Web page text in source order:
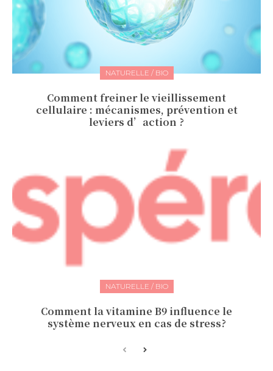
NATURELLE / BIO
Comment freiner le vieillissement
cellulaire : mécanismes, prévention et
leviers d’action ?
NATURELLE / BIO
Comment la vitamine B9 influence le
système nerveux en cas de stress?